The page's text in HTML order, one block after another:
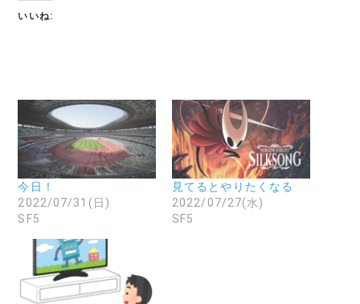
いいね:
今日！
2022/07/31(日)
SF5
見てるとやりたくなる
2022/07/27(水)
SF5